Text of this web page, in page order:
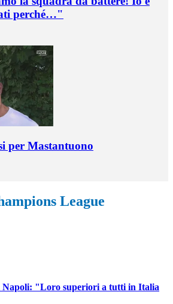
perché…"
per Mastantuono
League
"Loro superiori a tutti in Italia